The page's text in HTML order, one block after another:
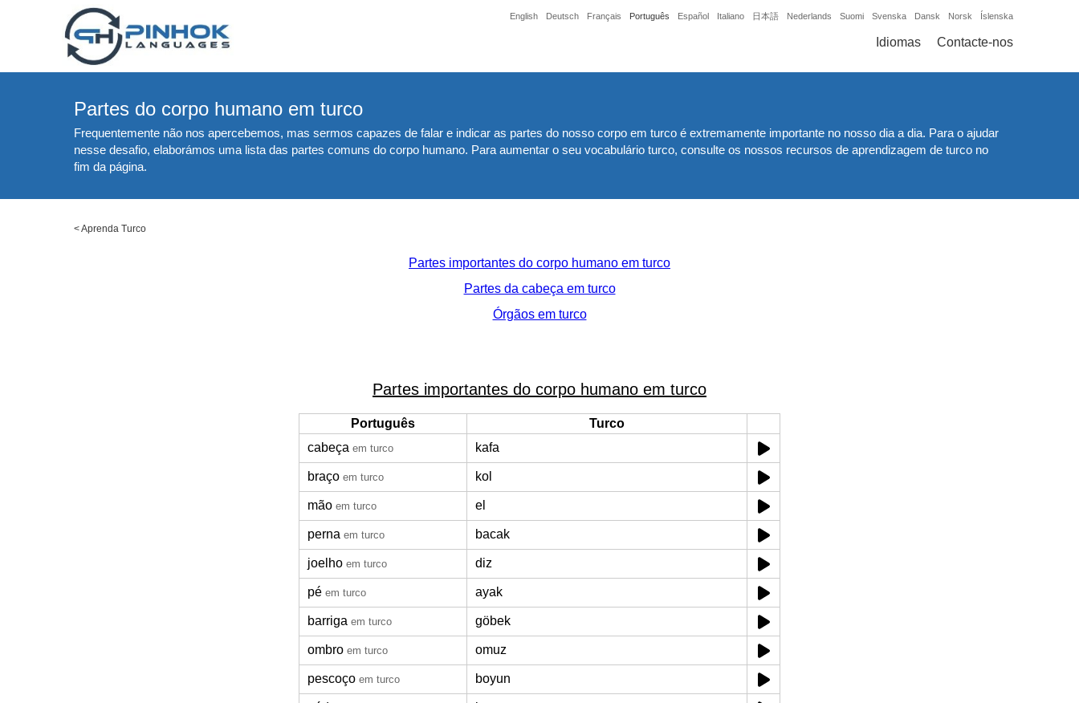
English Deutsch Français Português Español Italiano 日本語 Nederlands Suomi Svenska Dansk Norsk Íslenska
Idiomas Contacte-nos
Partes do corpo humano em turco
Frequentemente não nos apercebemos, mas sermos capazes de falar e indicar as partes do nosso corpo em turco é extremamente importante no nosso dia a dia. Para o ajudar
nesse desafio, elaborámos uma lista das partes comuns do corpo humano. Para aumentar o seu vocabulário turco, consulte os nossos recursos de aprendizagem de turco no
fim da página.
<Aprenda Turco
Partes importantes do corpo humano em turco
Partes da cabeça em turco
Órgãos em turco
Partes importantes do corpo humano em turco
Português
Turco
cabeça em turco kafa
braço em turco kol
mão em turco el
perna em turco bacak
joelho em turco diz
pé em turco ayak
barriga em turco göbek
ombro em turco omuz
pescoço em turco boyun